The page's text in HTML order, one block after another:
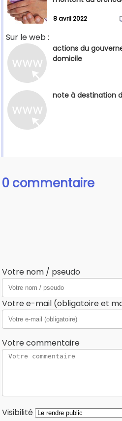
8 avril 2022
Sur le web :
actions du
domicile
note à destination
0 commentaire
Votre nom / pseudo
Votre e-mail (obligatoire et
Votre commentaire
Visibilité